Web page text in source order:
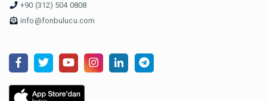
+90 (312) 504 0808
info@fonbulucu.com